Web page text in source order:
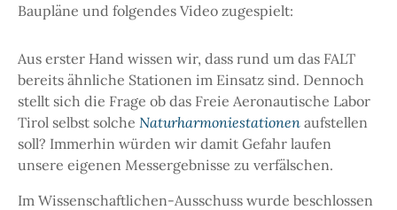
KONTAKT
Baupläne und folgendes Video zugespielt:
Aus erster Hand wissen wir, dass rund um das FALT
bereits ähnliche Stationen im Einsatz sind. Dennoch
stellt sich die Frage ob das Freie Aeronautische Labor
Tirol selbst solche Naturharmoniestationen aufstellen
soll? Immerhin würden wir damit Gefahr laufen
unsere eigenen Messergebnisse zu verfälschen.
Im Wissenschaftlichen-Ausschuss wurde beschlossen